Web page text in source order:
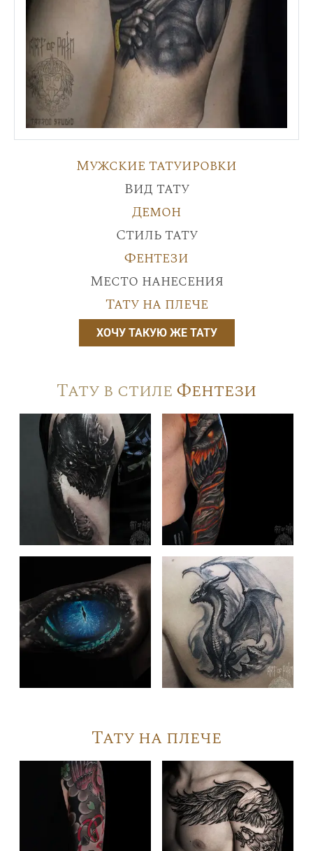
Мужские татуировки
Вид тату
Демон
Стиль тату
Фентези
Место нанесения
Тату на плече
ХОЧУ ТАКУЮ ЖЕ ТАТУ
Тату в стилеФентези
Тату на плече